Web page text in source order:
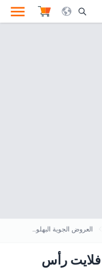
Search Opener Icon
العروض الجوية البهلوانية أكشن فلايت رأس الخيمة - مغامرات جوية مذهلة
فلايت رأس